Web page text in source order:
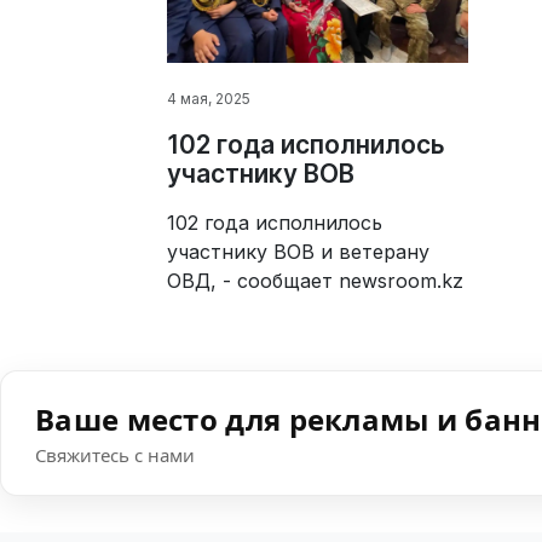
4 мая, 2025
102 года исполнилось
участнику ВОВ
102 года исполнилось
участнику ВОВ и ветерану
ОВД, - сообщает newsroom.kz
Ваше место для рекламы и
Свяжитесь с нами